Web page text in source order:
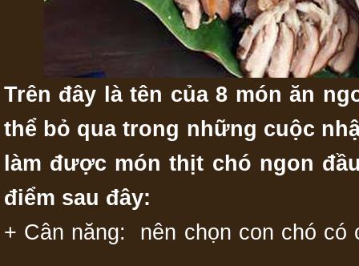
Trên đây là tên của 8 món ăn
thể bỏ qua trong những cuộc
làm được món thịt chó ngon
điểm sau đây:
+ Cân năng: nên chọn con chó có